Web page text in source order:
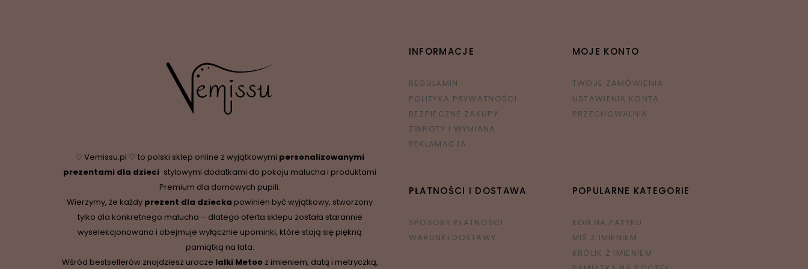
♡ Vemissu.pl ♡ to polski sklep online z wyjątkowymi personalizowanymi
prezentami dla dzieci, stylowymi dodatkami do pokoju malucha i produktami
Premium dla domowych pupili.
Wierzymy, że każdy prezent dla dziecka powinien być wyjątkowy, stworzony
tylko dla konkretnego malucha – dlatego oferta sklepu została starannie
wyselekcjonowana i obejmuje wyłącznie upominki, które stają się piękną
pamiątką na lata.
Wśród bestsellerów znajdziesz urocze lalki Metoo z imieniem, datą i metryczką,
INFORMACJE
REGULAMIN
POLITYKA PRYWATNOŚCI
BEZPIECZNE ZAKUPY
ZWROTY I WYMIANA
REKLAMACJA
MOJE KONTO
TWOJE ZAMÓWIENIA
USTAWIENIA KONTA
PRZECHOWALNIA
PŁATNOŚCI I DOSTAWA
SPOSOBY PŁATNOŚCI
WARUNKI DOSTAWY
POPULARNE KATEGORIE
KOŃ NA PATYKU
MIŚ Z IMIENIEM
KRÓLIK Z IMIENIEM